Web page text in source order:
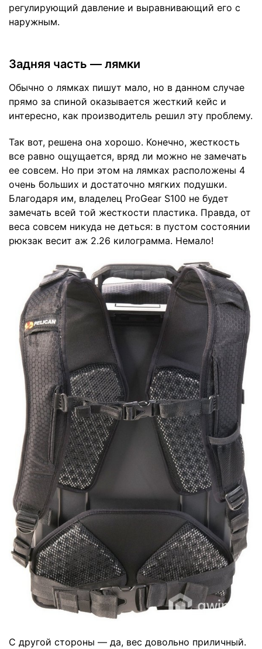
регулирующий давление и выравнивающий его с
наружным.
Задняя часть — лямки
Обычно о лямках пишут мало, но в данном случае
прямо за спиной оказывается жесткий кейс и
интересно, как производитель решил эту проблему.
Так вот, решена она хорошо. Конечно, жесткость
все равно ощущается, вряд ли можно не замечать
ее совсем. Но при этом на лямках расположены 4
очень больших и достаточно мягких подушки.
Благодаря им, владелец ProGear S100 не будет
замечать всей той жесткости пластика. Правда, от
веса совсем никуда не деться: в пустом состоянии
рюкзак весит аж 2.26 килограмма. Немало!
С другой стороны — да, вес довольно приличный.